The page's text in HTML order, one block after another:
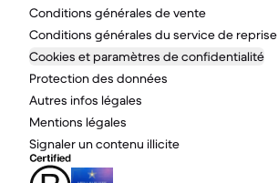
Conditions générales de vente
Conditions générales du service de reprise
Cookies et paramètres de confidentialité
Protection des données
Autres infos légales
Mentions légales
Signaler un contenu illicite